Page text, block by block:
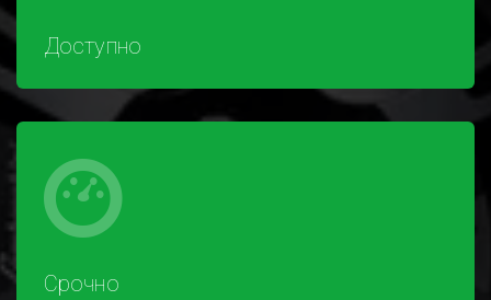
Доступно
Срочно